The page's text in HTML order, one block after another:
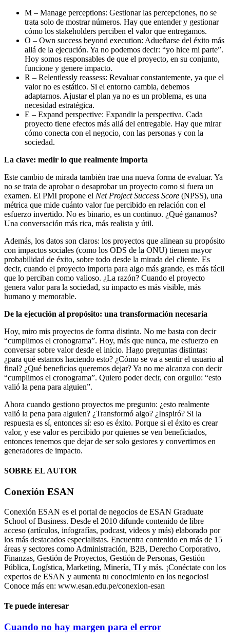
M – Manage perceptions: Gestionar las percepciones, no se
trata solo de mostrar números. Hay que entender y gestionar
cómo los stakeholders perciben el valor que entregamos.
O – Own success beyond execution: Adueñarse del éxito más
allá de la ejecución. Ya no podemos decir: “yo hice mi parte”.
Hoy somos responsables de que el proyecto, en su conjunto,
funcione y genere impacto.
R – Relentlessly reassess: Revaluar constantemente, ya que el
valor no es estático. Si el entorno cambia, debemos
adaptarnos. Ajustar el plan ya no es un problema, es una
necesidad estratégica.
E – Expand perspective: Expandir la perspectiva. Cada
proyecto tiene efectos más allá del entregable. Hay que mirar
cómo conecta con el negocio, con las personas y con la
sociedad.
La clave: medir lo que realmente importa
Este cambio de mirada también trae una nueva forma de evaluar. Ya
no se trata de aprobar o desaprobar un proyecto como si fuera un
examen. El PMI propone el Net Project Success Score (NPSS), una
métrica que mide cuánto valor fue percibido en relación con el
esfuerzo invertido. No es binario, es un continuo. ¿Qué ganamos?
Una conversación más rica, más realista y útil.
Además, los datos son claros: los proyectos que alinean su propósito
con impactos sociales (como los ODS de la ONU) tienen mayor
probabilidad de éxito, sobre todo desde la mirada del cliente. Es
decir, cuando el proyecto importa para algo más grande, es más fácil
que lo perciban como valioso. ¿La razón? Cuando el proyecto
genera valor para la sociedad, su impacto es más visible, más
humano y memorable.
De la ejecución al propósito: una transformación necesaria
Hoy, miro mis proyectos de forma distinta. No me basta con decir
“cumplimos el cronograma”. Hoy, más que nunca, me esfuerzo en
conversar sobre valor desde el inicio. Hago preguntas distintas:
¿para qué estamos haciendo esto? ¿Cómo se va a sentir el usuario al
final? ¿Qué beneficios queremos dejar? Ya no me alcanza con decir
“cumplimos el cronograma”. Quiero poder decir, con orgullo: “esto
valió la pena para alguien”.
Ahora cuando gestiono proyectos me pregunto: ¿esto realmente
valió la pena para alguien? ¿Transformó algo? ¿Inspiró? Si la
respuesta es sí, entonces sí: eso es éxito. Porque si el éxito es crear
valor, y ese valor es percibido por quienes se ven beneficiados,
entonces tenemos que dejar de ser solo gestores y convertirnos en
generadores de impacto.
SOBRE EL AUTOR
Conexión ESAN
Conexión ESAN es el portal de negocios de ESAN Graduate
School of Business. Desde el 2010 difunde contenido de libre
acceso (artículos, infografías, podcast, videos y más) elaborado por
los más destacados especialistas. Encuentra contenido en más de 15
áreas y sectores como Administración, B2B, Derecho Corporativo,
Finanzas, Gestión de Proyectos, Gestión de Personas, Gestión
Pública, Logística, Marketing, Minería, TI y más. ¡Conéctate con los
expertos de ESAN y aumenta tu conocimiento en los negocios!
Conoce más en: www.esan.edu.pe/conexion-esan
Te puede interesar
Cuando no hay margen para el error